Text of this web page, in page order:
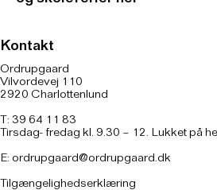
Kontakt
Ordrupgaard
Vilvordevej 110
2920 Charlottenlund
T: 39 64 11 83
Tirsdag- fredag kl. 9.30 – 12. Lukket på
E: ordrupgaard@ordrupgaard.dk
Tilgængelighedserklæring